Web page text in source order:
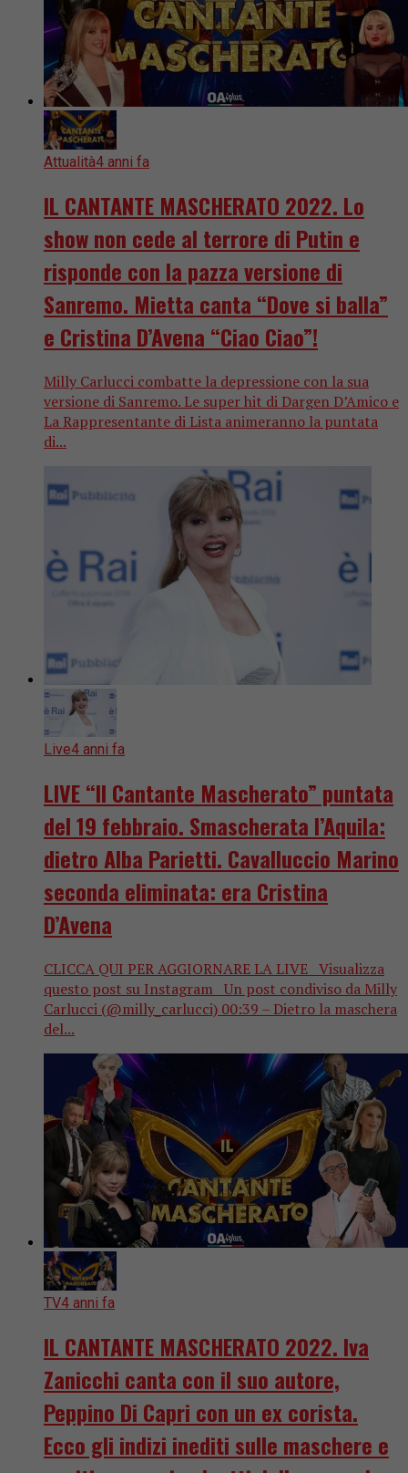
Attualità4 anni fa
IL CANTANTE MASCHERATO 2022. Lo
show non cede al terrore di Putin e
risponde con la pazza versione di
Sanremo. Mietta canta “Dove si balla”
e Cristina D’Avena “Ciao Ciao”!
Milly Carlucci combatte la depressione con la sua
versione di Sanremo. Le super hit di Dargen D’Amico e
La Rappresentante di Lista animeranno la puntata
di...
Live4 anni fa
LIVE “Il Cantante Mascherato” puntata
del 19 febbraio. Smascherata l’Aquila:
dietro Alba Parietti. Cavalluccio Marino
seconda eliminata: era Cristina
D’Avena
CLICCA QUI PER AGGIORNARE LA LIVE Visualizza
questo post su Instagram Un post condiviso da Milly
Carlucci (@milly_carlucci) 00:39 – Dietro la maschera
del...
TV4 anni fa
IL CANTANTE MASCHERATO 2022. Iva
Zanicchi canta con il suo autore,
Peppino Di Capri con un ex corista.
Ecco gli indizi inediti sulle maschere e